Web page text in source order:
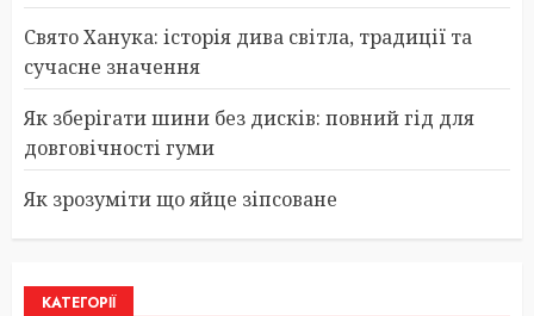
Свято Ханука: історія дива світла, традиції та
сучасне значення
Як зберігати шини без дисків: повний гід для
довговічності гуми
Як зрозуміти що яйце зіпсоване
КАТЕГОРІЇ